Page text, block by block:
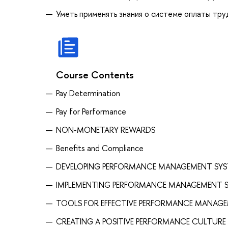
Уметь применять знания о системе оплаты
Course Contents
Pay Determination
Pay for Performance
NON-MONETARY REWARDS
Benefits and Compliance
DEVELOPING PERFORMANCE MANAGEMENT
IMPLEMENTING PERFORMANCE MANAGEMENT
TOOLS FOR EFFECTIVE PERFORMANCE
CREATING A POSITIVE PERFORMANCE CULTURE